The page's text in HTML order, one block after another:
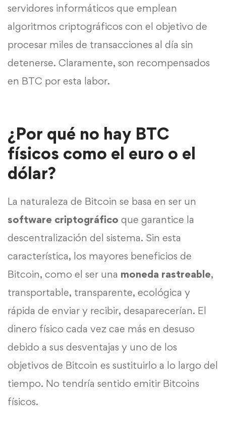
servidores informáticos que emplean
algoritmos criptográficos con el objetivo de
procesar miles de transacciones al día sin
detenerse. Claramente, son recompensados
en BTC por esta labor.
¿Por qué no hay BTC
físicos como el euro o el
dólar?
La naturaleza de Bitcoin se basa en ser un
software criptográfico que garantice la
descentralización del sistema. Sin esta
característica, los mayores beneficios de
Bitcoin, como el ser una moneda rastreable,
transportable, transparente, ecológica y
rápida de enviar y recibir, desaparecerían. El
dinero físico cada vez cae más en desuso
debido a sus desventajas y uno de los
objetivos de Bitcoin es sustituirlo a lo largo del
tiempo. No tendría sentido emitir Bitcoins
físicos.